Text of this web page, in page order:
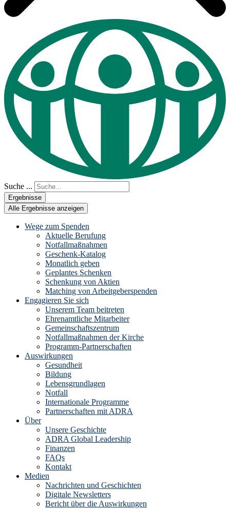
Suche ...
Ergebnisse
Alle Ergebnisse anzeigen
Wege zum Spenden
Aktuelle Berufung
Notfallmaßnahmen
Geschenk-Katalog
Monatlich geben
Geplantes Schenken
Schenkung von Aktien
Matching von Arbeitgeberspenden
Engagieren Sie sich
Unserem Team beitreten
Ehrenamtliche Mitarbeiter
Gemeinschaftszentrum
Notfallmaßnahmen der Kirche
Programm-Partnerschaften
Auswirkungen
Gesundheit
Bildung
Lebensgrundlagen
Notfall
Internationale Programme
Partnerschaften mit ADRA
Über
Unsere Geschichte
ADRA Global Leadership
Finanzen
FAQs
Kontakt
Medien
Nachrichten und Geschichten
Digitale Newsletters
Bericht über die Auswirkungen